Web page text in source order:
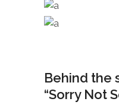
Behind the
“Sorry Not